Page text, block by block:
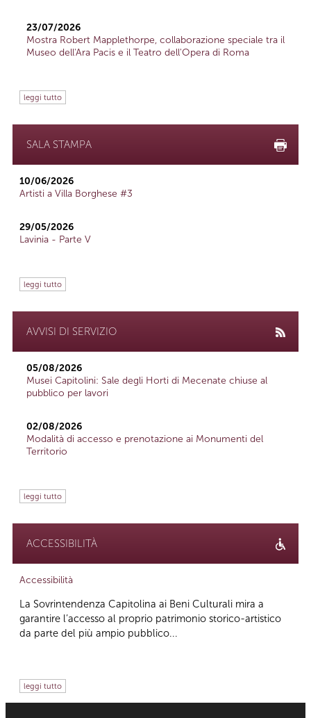
23/07/2026
Mostra Robert Mapplethorpe, collaborazione speciale tra il
Museo dell'Ara Pacis e il Teatro dell'Opera di Roma
leggi tutto
SALA STAMPA
10/06/2026
Artisti a Villa Borghese #3
29/05/2026
Lavinia - Parte V
leggi tutto
AVVISI DI SERVIZIO
05/08/2026
Musei Capitolini: Sale degli Horti di Mecenate chiuse al
pubblico per lavori
02/08/2026
Modalità di accesso e prenotazione ai Monumenti del
Territorio
leggi tutto
ACCESSIBILITÀ
Accessibilità
La Sovrintendenza Capitolina ai Beni Culturali mira a
garantire l’accesso al proprio patrimonio storico-artistico
da parte del più ampio pubblico...
leggi tutto